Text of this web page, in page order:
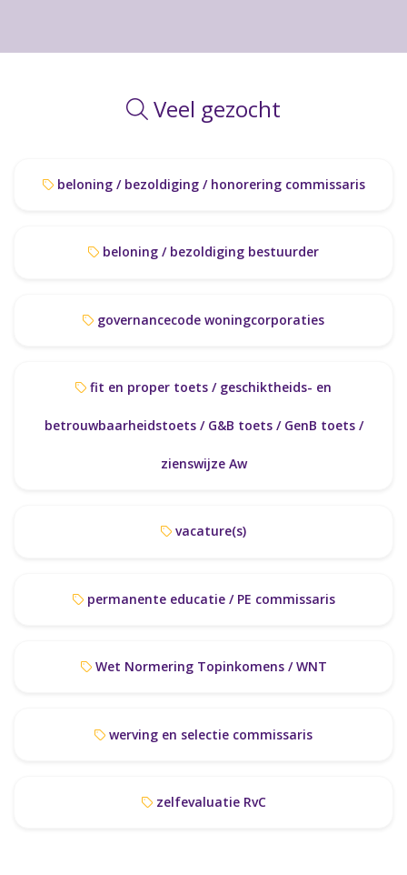
Veel gezocht
beloning / bezoldiging / honorering commissaris
beloning / bezoldiging bestuurder
governancecode woningcorporaties
betrouwbaarheidstoets / G&B toets / GenB toets /
zienswijze Aw
vacature(s)
permanente educatie / PE commissaris
Wet Normering Topinkomens / WNT
werving en selectie commissaris
zelfevaluatie RvC